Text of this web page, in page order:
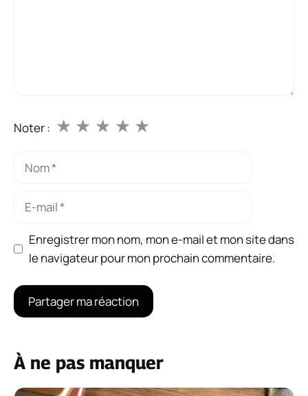
Noter : ★
★
★
★
★
Nom
Enregistrer mon nom, mon e-mail et mon site dans
le navigateur pour mon prochain commentaire.
À ne pas manquer